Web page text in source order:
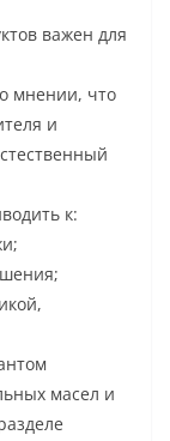
важен для
мнении, что
и
к:
масел и